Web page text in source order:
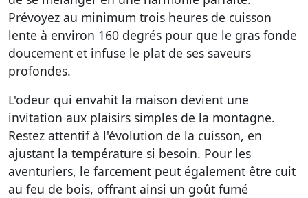
Prévoyez au minimum trois heures de cuisson
lente à environ 160 degrés pour que le gras fonde
doucement et infuse le plat de ses saveurs
profondes.
L'odeur qui envahit la maison devient une
invitation aux plaisirs simples de la montagne.
Restez attentif à l'évolution de la cuisson, en
ajustant la température si besoin. Pour les
aventuriers, le farcement peut également être cuit
au feu de bois, offrant ainsi un goût fumé